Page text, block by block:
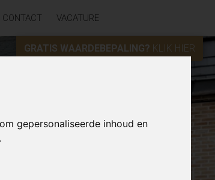
gepersonaliseerde inhoud en
CONTACT VACATURE
GRATIS WAARDEBEPALING? KLIK HIER